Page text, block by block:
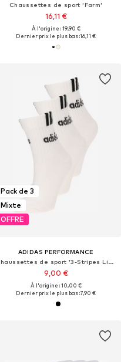
Chaussettes de sport 'Farm'
16,11 €
À l'origine : 19,90 €
Dernier prix le plus bas :16,11 €
Pack de 3
Mixte
OFFRE
ADIDAS PERFORMANCE
Chaussettes de sport '3-Stripes Linear'
9,00 €
À l'origine : 10,00 €
Dernier prix le plus bas :7,90 €